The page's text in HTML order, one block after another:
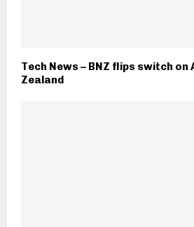
Tech News – BNZ flips switch on
Zealand